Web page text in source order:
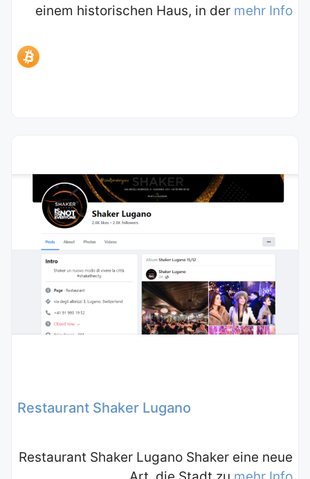
einem historischen Haus, in der mehr Info
Restaurant Shaker Lugano
Restaurant Shaker Lugano Shaker eine neue